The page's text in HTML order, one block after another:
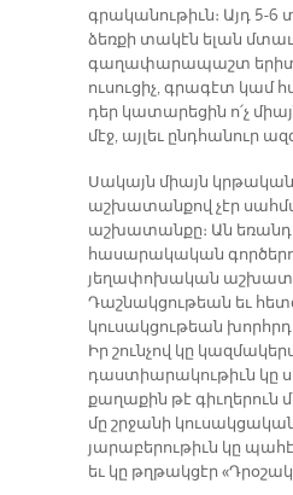
գրականութիւն։ Այդ 5-6
ձեռքի տակէն ելան
գաղափարապաշտ
ուսուցիչ, գրագէտ կամ
դեր կատարեցին ո՛չ
մէջ, այլեւ ընդհանուր
Սակայն միայն
աշխատանքով չէր
աշխատանքը։ Ան
հասարակական
յեղափոխական
Դաշնակցութեան եւ
կուսակցութեան
Իր շունչով կը
դաստիարակութիւն կը
քաղաքին թէ գիւղերուն
մը շրջանի
յարաբերութիւն կը
եւ կը թղթակցէր